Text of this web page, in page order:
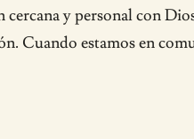
y personal con
Cuando estamos en